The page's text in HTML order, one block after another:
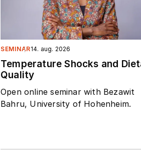
SEMINAR14. aug. 2026
Temperature Shocks and
Quality
Open online seminar with Bezawit
Bahru, University of Hohenheim.